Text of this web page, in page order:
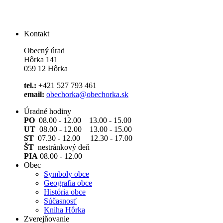
Kontakt
Obecný úrad
Hôrka 141
059 12 Hôrka
tel.: +421 527 793 461
email: obechorka@obechorka.sk
Úradné hodiny
PO 08.00 - 12.00 13.00 - 15.00
UT 08.00 - 12.00 13.00 - 15.00
ST 07.30 - 12.00 12.30 - 17.00
ŠT nestránkový deň
PIA 08.00 - 12.00
Obec
Symboly obce
Geografia obce
História obce
Súčasnosť
Kniha Hôrka
Zverejňovanie